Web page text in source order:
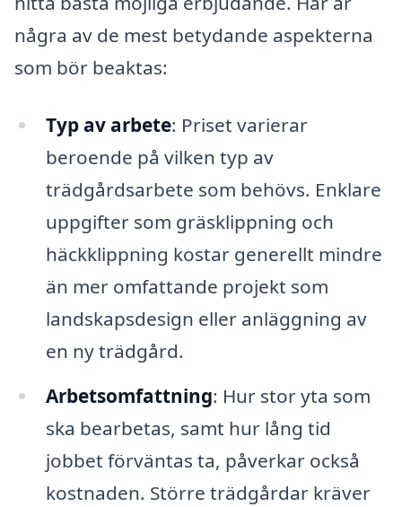
några av de mest betydande aspekterna
som bör beaktas:
Typ av arbete: Priset varierar
beroende på vilken typ av
trädgårdsarbete som behövs. Enklare
uppgifter som gräsklippning och
häckklippning kostar generellt mindre
än mer omfattande projekt som
landskapsdesign eller anläggning av
en ny trädgård.
Arbetsomfattning: Hur stor yta som
ska bearbetas, samt hur lång tid
jobbet förväntas ta, påverkar också
kostnaden. Större trädgårdar kräver